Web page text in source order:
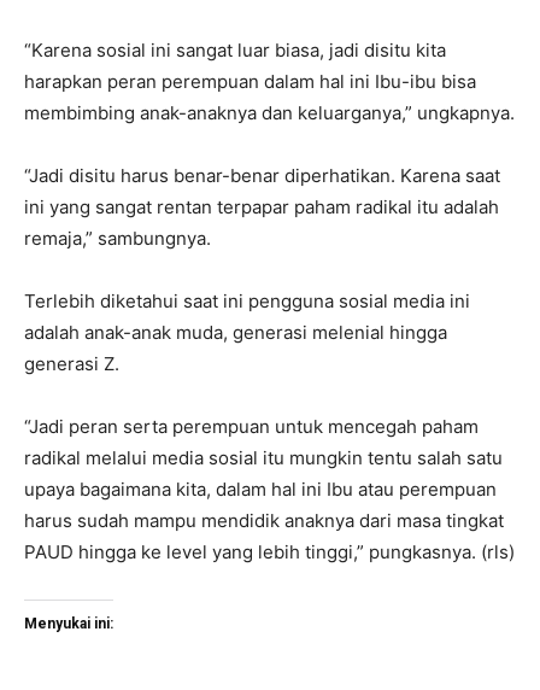
“Karena sosial ini sangat luar biasa, jadi disitu kita
harapkan peran perempuan dalam hal ini Ibu-ibu bisa
membimbing anak-anaknya dan keluarganya,” ungkapnya.
“Jadi disitu harus benar-benar diperhatikan. Karena saat
ini yang sangat rentan terpapar paham radikal itu adalah
remaja,” sambungnya.
Terlebih diketahui saat ini pengguna sosial media ini
adalah anak-anak muda, generasi melenial hingga
generasi Z.
“Jadi peran serta perempuan untuk mencegah paham
radikal melalui media sosial itu mungkin tentu salah satu
upaya bagaimana kita, dalam hal ini Ibu atau perempuan
harus sudah mampu mendidik anaknya dari masa tingkat
PAUD hingga ke level yang lebih tinggi,” pungkasnya. (rls)
Menyukai ini: